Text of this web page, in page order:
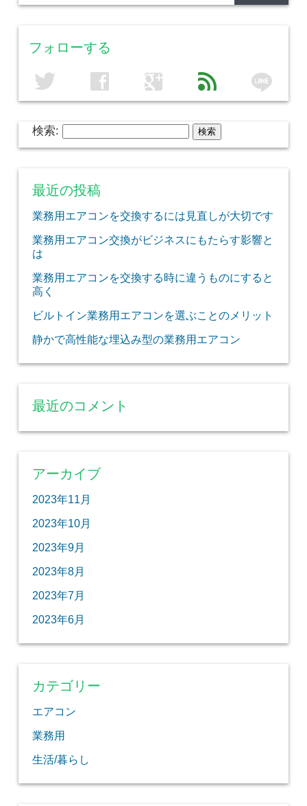
フォローする
twitter facebook google feed line
検索:
最近の投稿
業務用エアコンを交換するには見直しが大切です
業務用エアコン交換がビジネスにもたらす影響と
は
業務用エアコンを交換する時に違うものにすると
高く
ビルトイン業務用エアコンを選ぶことのメリット
静かで高性能な埋込み型の業務用エアコン
最近のコメント
アーカイブ
2023年11月
2023年10月
2023年9月
2023年8月
2023年7月
2023年6月
カテゴリー
エアコン
業務用
生活/暮らし